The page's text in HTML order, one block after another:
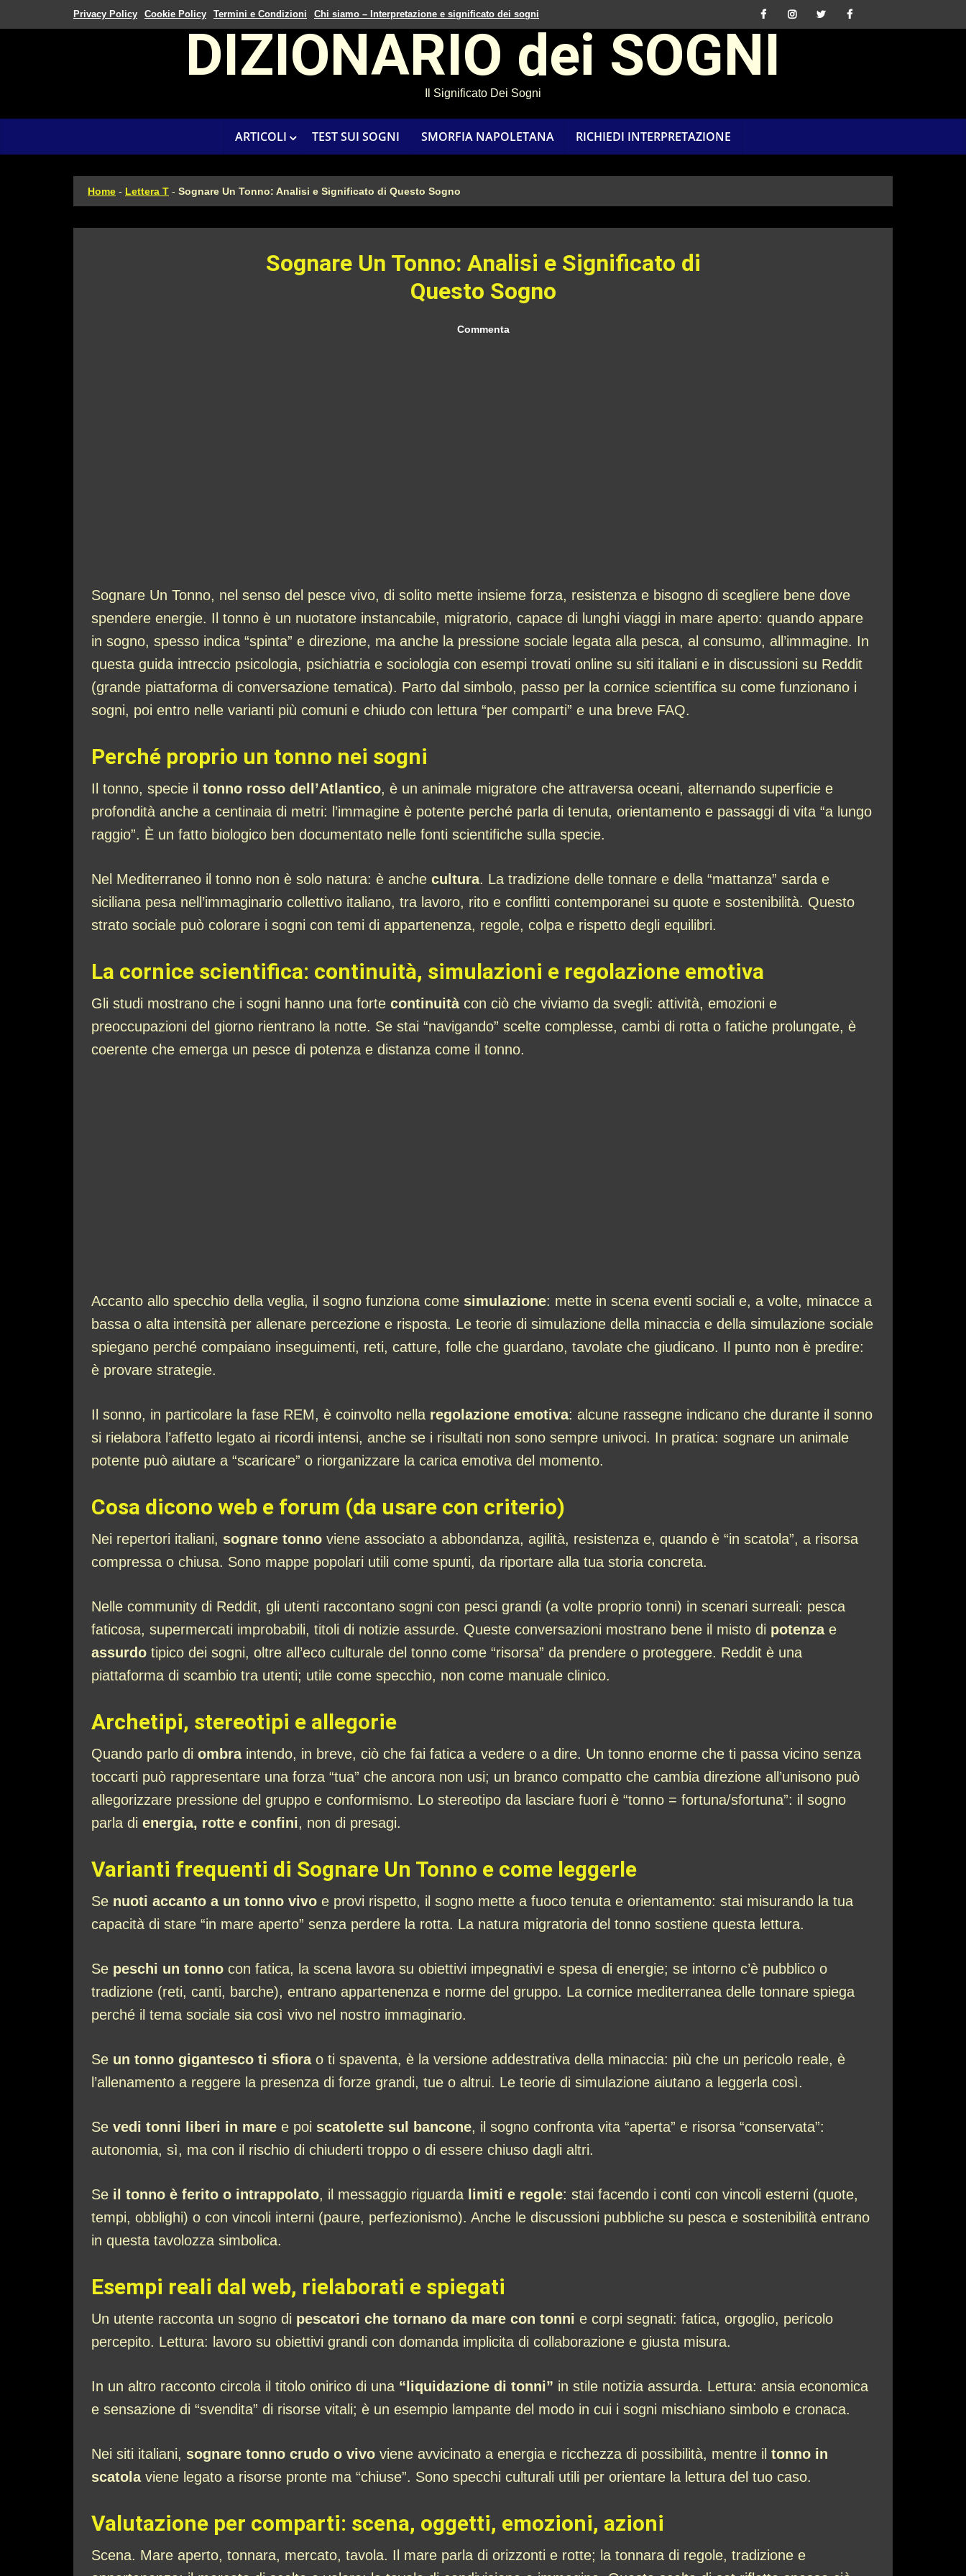
Privacy Policy Cookie Policy Termini e Condizioni Chi siamo – Interpretazione e significato dei sogni
DIZIONARIO dei SOGNI
Il Significato Dei Sogni
ARTICOLI TEST SUI SOGNI SMORFIA NAPOLETANA RICHIEDI INTERPRETAZIONE
Home - Lettera T - Sognare Un Tonno: Analisi e Significato di Questo Sogno
Sognare Un Tonno: Analisi e Significato di
Questo Sogno
Commenta
Sognare Un Tonno, nel senso del pesce vivo, di solito mette insieme forza, resistenza e bisogno di scegliere bene dove
spendere energie. Il tonno è un nuotatore instancabile, migratorio, capace di lunghi viaggi in mare aperto: quando appare
in sogno, spesso indica “spinta” e direzione, ma anche la pressione sociale legata alla pesca, al consumo, all’immagine. In
questa guida intreccio psicologia, psichiatria e sociologia con esempi trovati online su siti italiani e in discussioni su Reddit
(grande piattaforma di conversazione tematica). Parto dal simbolo, passo per la cornice scientifica su come funzionano i
sogni, poi entro nelle varianti più comuni e chiudo con lettura “per comparti” e una breve FAQ.
Perché proprio un tonno nei sogni
Il tonno, specie il tonno rosso dell’Atlantico, è un animale migratore che attraversa oceani, alternando superficie e
profondità anche a centinaia di metri: l’immagine è potente perché parla di tenuta, orientamento e passaggi di vita “a lungo
raggio”. È un fatto biologico ben documentato nelle fonti scientifiche sulla specie.
Nel Mediterraneo il tonno non è solo natura: è anche cultura. La tradizione delle tonnare e della “mattanza” sarda e
siciliana pesa nell’immaginario collettivo italiano, tra lavoro, rito e conflitti contemporanei su quote e sostenibilità. Questo
strato sociale può colorare i sogni con temi di appartenenza, regole, colpa e rispetto degli equilibri.
La cornice scientifica: continuità, simulazioni e regolazione emotiva
Gli studi mostrano che i sogni hanno una forte continuitàcon ciò che viviamo da svegli: attività, emozioni e
preoccupazioni del giorno rientrano la notte. Se stai “navigando” scelte complesse, cambi di rotta o fatiche prolungate, è
coerente che emerga un pesce di potenza e distanza come il tonno.
Accanto allo specchio della veglia, il sogno funziona come simulazione: mette in scena eventi sociali e, a volte, minacce a
bassa o alta intensità per allenare percezione e risposta. Le teorie di simulazione della minaccia e della simulazione sociale
spiegano perché compaiano inseguimenti, reti, catture, folle che guardano, tavolate che giudicano. Il punto non è predire:
è provare strategie.
Il sonno, in particolare la fase REM, è coinvolto nella regolazione emotiva: alcune rassegne indicano che durante il sonno
si rielabora l’affetto legato ai ricordi intensi, anche se i risultati non sono sempre univoci. In pratica: sognare un animale
potente può aiutare a “scaricare” o riorganizzare la carica emotiva del momento.
Cosa dicono web e forum (da usare con criterio)
Nei repertori italiani, sognare tonno viene associato a abbondanza, agilità, resistenza e, quando è “in scatola”, a risorsa
compressa o chiusa. Sono mappe popolari utili come spunti, da riportare alla tua storia concreta.
Nelle community di Reddit, gli utenti raccontano sogni con pesci grandi (a volte proprio tonni) in scenari surreali: pesca
faticosa, supermercati improbabili, titoli di notizie assurde. Queste conversazioni mostrano bene il misto di potenzae
assurdo tipico dei sogni, oltre all’eco culturale del tonno come “risorsa” da prendere o proteggere. Reddit è una
piattaforma di scambio tra utenti; utile come specchio, non come manuale clinico.
Archetipi, stereotipi e allegorie
Quando parlo di ombraintendo, in breve, ciò che fai fatica a vedere o a dire. Un tonno enorme che ti passa vicino senza
toccarti può rappresentare una forza “tua” che ancora non usi; un branco compatto che cambia direzione all’unisono può
allegorizzare pressione del gruppo e conformismo. Lo stereotipo da lasciare fuori è “tonno = fortuna/sfortuna”: il sogno
parla di energia, rotte e confini, non di presagi.
Varianti frequenti di Sognare Un Tonno e come leggerle
Se nuoti accanto a un tonno vivo e provi rispetto, il sogno mette a fuoco tenuta e orientamento: stai misurando la tua
capacità di stare “in mare aperto” senza perdere la rotta. La natura migratoria del tonno sostiene questa lettura.
Se peschi un tonno con fatica, la scena lavora su obiettivi impegnativi e spesa di energie; se intorno c’è pubblico o
tradizione (reti, canti, barche), entrano appartenenza e norme del gruppo. La cornice mediterranea delle tonnare spiega
perché il tema sociale sia così vivo nel nostro immaginario.
Se un tonno gigantesco ti sfiorao ti spaventa, è la versione addestrativa della minaccia: più che un pericolo reale, è
l’allenamento a reggere la presenza di forze grandi, tue o altrui. Le teorie di simulazione aiutano a leggerla così.
Se vedi tonni liberi in mare e poi scatolette sul bancone, il sogno confronta vita “aperta” e risorsa “conservata”:
autonomia, sì, ma con il rischio di chiuderti troppo o di essere chiuso dagli altri.
Se il tonno è ferito o intrappolato, il messaggio riguarda limiti e regole: stai facendo i conti con vincoli esterni (quote,
tempi, obblighi) o con vincoli interni (paure, perfezionismo). Anche le discussioni pubbliche su pesca e sostenibilità entrano
in questa tavolozza simbolica.
Esempi reali dal web, rielaborati e spiegati
Un utente racconta un sogno di pescatori che tornano da mare con tonni e corpi segnati: fatica, orgoglio, pericolo
percepito. Lettura: lavoro su obiettivi grandi con domanda implicita di collaborazione e giusta misura.
In un altro racconto circola il titolo onirico di una “liquidazione di tonni” in stile notizia assurda. Lettura: ansia economica
e sensazione di “svendita” di risorse vitali; è un esempio lampante del modo in cui i sogni mischiano simbolo e cronaca.
Nei siti italiani, sognare tonno crudo o vivo viene avvicinato a energia e ricchezza di possibilità, mentre il tonno in
scatolaviene legato a risorse pronte ma “chiuse”. Sono specchi culturali utili per orientare la lettura del tuo caso.
Valutazione per comparti: scena, oggetti, emozioni, azioni
Scena. Mare aperto, tonnara, mercato, tavola. Il mare parla di orizzonti e rotte; la tonnara di regole, tradizione e